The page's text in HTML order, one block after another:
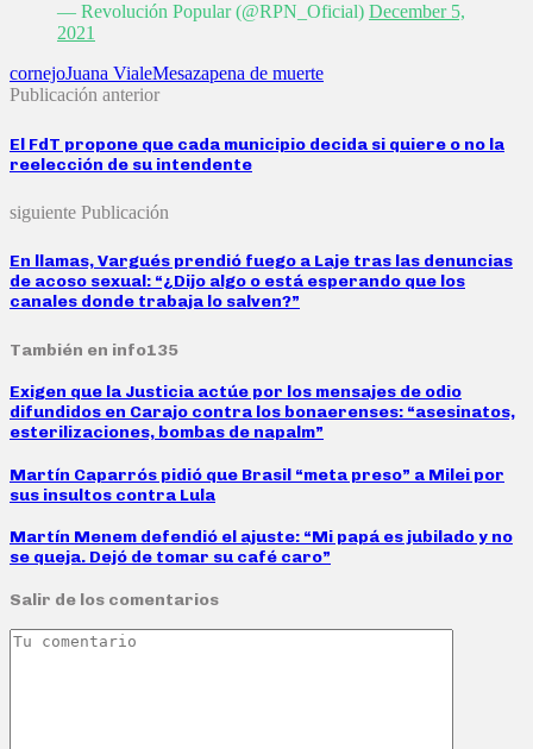
— Revolución Popular (@RPN_Oficial) December 5,
2021
cornejoJuana VialeMesazapena de muerte
Publicación anterior
El FdT propone que cada municipio decida si quiere o no la
reelección de su intendente
siguiente Publicación
En llamas, Vargués prendió fuego a Laje tras las denuncias
de acoso sexual: “¿Dijo algo o está esperando que los
canales donde trabaja lo salven?”
También en info135
Exigen que la Justicia actúe por los mensajes de odio
difundidos en Carajo contra los bonaerenses: “asesinatos,
esterilizaciones, bombas de napalm”
Martín Caparrós pidió que Brasil “meta preso” a Milei por
sus insultos contra Lula
Martín Menem defendió el ajuste: “Mi papá es jubilado y no
se queja. Dejó de tomar su café caro”
Salir de los comentarios